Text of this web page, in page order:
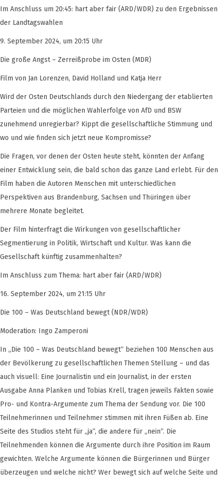
Im Anschluss um 20:45: hart aber fair (ARD/WDR) zu den Ergebnissen
der Landtagswahlen
9. September 2024, um 20:15 Uhr
Die große Angst – Zerreißprobe im Osten (MDR)
Film von Jan Lorenzen, David Holland und Katja Herr
Wird der Osten Deutschlands durch den Niedergang der etablierten
Parteien und die möglichen Wahlerfolge von AfD und BSW
zunehmend unregierbar? Kippt die gesellschaftliche Stimmung und
wo und wie finden sich jetzt neue Kompromisse?
Die Fragen, vor denen der Osten heute steht, könnten der Anfang
einer Entwicklung sein, die bald schon das ganze Land erlebt. Für den
Film haben die Autoren Menschen mit unterschiedlichen
Perspektiven aus Brandenburg, Sachsen und Thüringen über
mehrere Monate begleitet.
Der Film hinterfragt die Wirkungen von gesellschaftlicher
Segmentierung in Politik, Wirtschaft und Kultur. Was kann die
Gesellschaft künftig zusammenhalten?
Im Anschluss zum Thema: hart aber fair (ARD/WDR)
16. September 2024, um 21:15 Uhr
Die 100 – Was Deutschland bewegt (NDR/WDR)
Moderation: Ingo Zamperoni
In „Die 100 – Was Deutschland bewegt“ beziehen 100 Menschen aus
der Bevölkerung zu gesellschaftlichen Themen Stellung – und das
auch visuell: Eine Journalistin und ein Journalist, in der ersten
Ausgabe Anna Planken und Tobias Krell, tragen jeweils Fakten sowie
Pro- und Kontra-Argumente zum Thema der Sendung vor. Die 100
Teilnehmerinnen und Teilnehmer stimmen mit ihren Füßen ab. Eine
Seite des Studios steht für „ja“, die andere für „nein“. Die
Teilnehmenden können die Argumente durch ihre Position im Raum
gewichten. Welche Argumente können die Bürgerinnen und Bürger
überzeugen und welche nicht? Wer bewegt sich auf welche Seite und